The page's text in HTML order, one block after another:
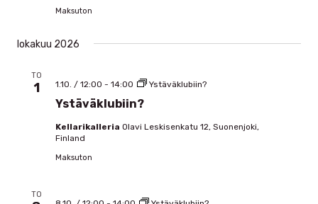
Maksuton
lokakuu 2026
TO
1
Ystäväklubiin?
1.10. / 12:00 - 14:00 Ystäväklubiin?
Kellarikalleria Olavi Leskisenkatu 12, Suonenjoki,
Finland
Maksuton
TO